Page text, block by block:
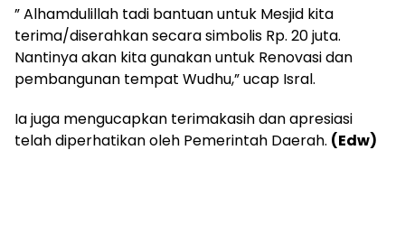
” Alhamdulillah tadi bantuan untuk Mesjid kita
terima/diserahkan secara simbolis Rp. 20 juta.
Nantinya akan kita gunakan untuk Renovasi dan
pembangunan tempat Wudhu,” ucap Isral.
Ia juga mengucapkan terimakasih dan apresiasi
telah diperhatikan oleh Pemerintah Daerah. (Edw)